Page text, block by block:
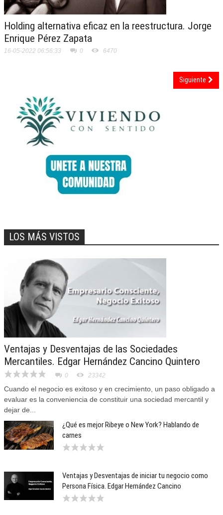
Holding alternativa eficaz en la reestructura. Jorge
Enrique Pérez Zapata
16-05-2022 06:56:33 0 6470
Siguiente
LOS MÁS VISTOS
Ventajas y Desventajas de las Sociedades
Mercantiles. Edgar Hernández Cancino Quintero
0 23342
Cuando el negocio es exitoso y en crecimiento, un paso obligado a
evaluar es la conveniencia de constituir una sociedad mercantil y
dejar de...
¿Qué es mejor Ribeye o New York? Hablando de
carnes
Ventajas y Desventajas de iniciar tu negocio como
Persona Física. Edgar Hernández Cancino